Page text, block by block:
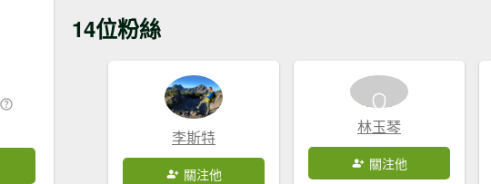
14位粉絲
李斯特
關注他
林玉琴
關注他